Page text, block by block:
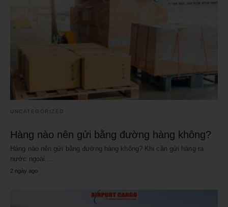
UNCATEGORIZED
Hàng nào nên gửi bằng đường hàng không?
Hàng nào nên gửi bằng đường hàng không? Khi cần gửi hàng ra
nước ngoài,…
2 ngày ago